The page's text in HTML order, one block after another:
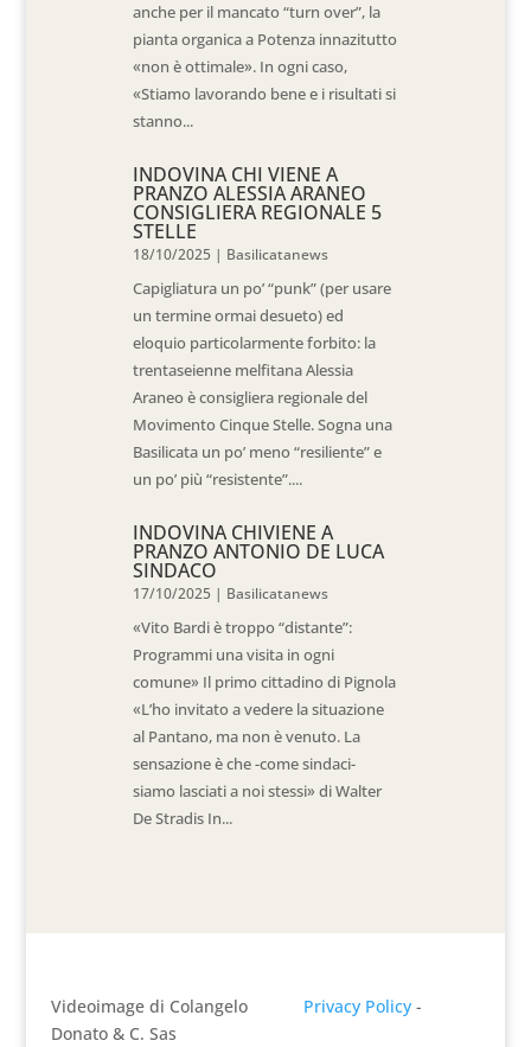
anche per il mancato “turn over”, la
pianta organica a Potenza innazitutto
«non è ottimale». In ogni caso,
«Stiamo lavorando bene e i risultati si
stanno...
INDOVINA CHI VIENE A
PRANZO ALESSIA ARANEO
CONSIGLIERA REGIONALE 5
STELLE
18/10/2025 | Basilicatanews
Capigliatura un po’ “punk” (per usare
un termine ormai desueto) ed
eloquio particolarmente forbito: la
trentaseienne melfitana Alessia
Araneo è consigliera regionale del
Movimento Cinque Stelle. Sogna una
Basilicata un po’ meno “resiliente” e
un po’ più “resistente”....
INDOVINA CHIVIENE A
PRANZO ANTONIO DE LUCA
SINDACO
17/10/2025 | Basilicatanews
«Vito Bardi è troppo “distante”:
Programmi una visita in ogni
comune» Il primo cittadino di Pignola
«L’ho invitato a vedere la situazione
al Pantano, ma non è venuto. La
sensazione è che -come sindaci-
siamo lasciati a noi stessi» di Walter
De Stradis In...
Videoimage di Colangelo
Donato & C. Sas
Privacy Policy -